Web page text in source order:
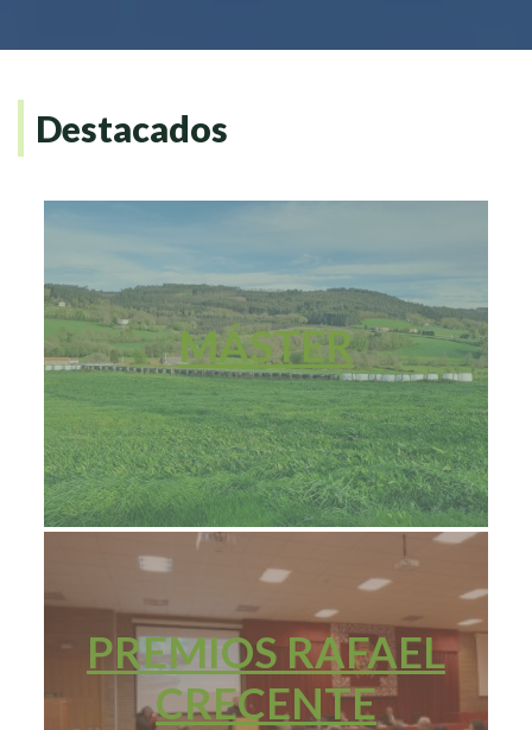
Destacados
MÁSTER
PREMIOS RAFAEL
CRECENTE